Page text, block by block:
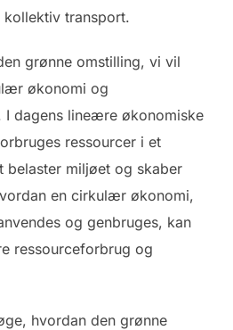
transport.
grønne omstilling, vi vil
økonomi og
I dagens lineære økonomiske
ressourcer i et
belaster miljøet og skaber
en cirkulær økonomi,
og genbruges, kan
ressourceforbrug og
hvordan den grønne